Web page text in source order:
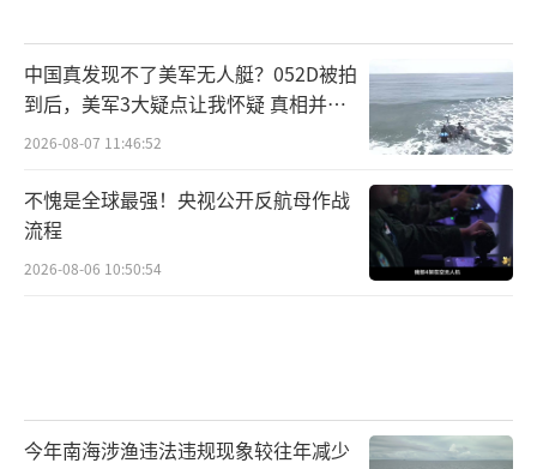
中国真发现不了美军无人艇？052D被拍
到后，美军3大疑点让我怀疑 真相并非
如此
2026-08-07 11:46:52
不愧是全球最强！央视公开反航母作战
流程
2026-08-06 10:50:54
今年南海涉渔违法违规现象较往年减少